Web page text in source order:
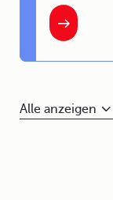
Alle anzeigen